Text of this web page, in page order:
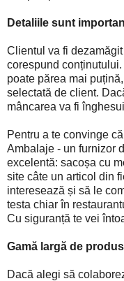
Detaliile sunt
Clientul va fi
corespund
poate părea mai
selectată de client.
mâncarea va fi
Pentru a te convinge
Ambalaje - un furnizor
excelentă: sacoșa cu
site câte un articol din
interesează și să le
testa chiar în
Cu siguranță te vei
Gamă largă de
Dacă alegi să